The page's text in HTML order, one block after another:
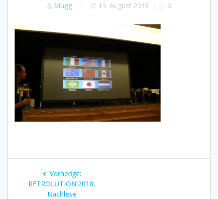
Mugg 19. August 2018 | 0
Beitragsnavigation
Vorherige:Vorheriger
Beitrag:
RETROLUTION!2018,
Nachlese